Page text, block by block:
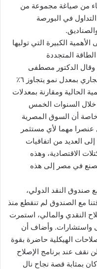
من صياغة مجموعة من
في البورصة
الكبيرة التي توليها
المتجددة
وقال الدكتور مصطفى
مدبولي: نتوقع أن ينتهي العام المالي الجاري بمعدل نمو يتجاوز ٦٪
الحالية ومقارنة بمعدلات
خلال السنوات الخمس
معدل نمو يتراوح بين ٦٪ و ٧٪، خاصة أن السوق المصرية
وتمثل عنصرا مهما لأي مستثمر
العديد من اتفاقيات
الاقتصادية، وهذه
تصنع في مصر إلى هذه
النقد الدولي،
مع الصندوق لم تنقطع منذ
النقدي والمالي، استمرت
واستشارات. وأضاف أن
الهيكلية حاضرة بقوة
نقف عند برنامج الإصلاح
بمثابة قصة نجاح نال